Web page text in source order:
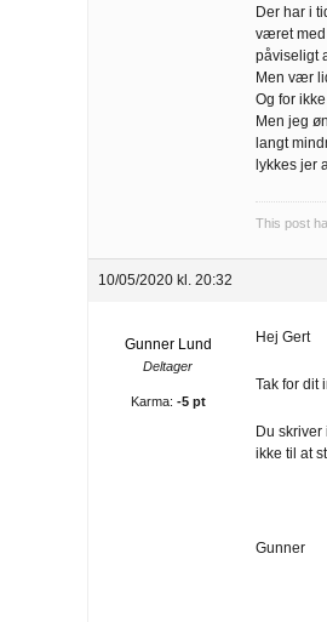
Der har i
været med
påviseligt
Men vær
Og for
Men jeg
langt
lykkes jer
This post
10/05/2020 kl. 20:32
Gunner Lund
Deltager
Karma: -5 pt
Hej Gert
Tak for dit
Du skriver
ikke til at
Gunner